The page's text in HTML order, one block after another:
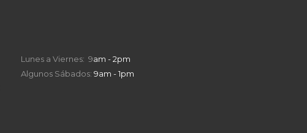
Lunes a Viernes: 9am - 2pm
Algunos Sábados: 9am - 1pm